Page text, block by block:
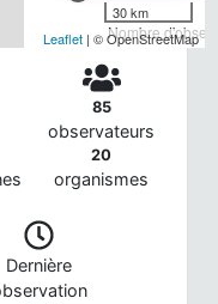
Nombre
30 km
Leaflet | © OpenStreetMap
85
observateurs
20
organismes
Dernière